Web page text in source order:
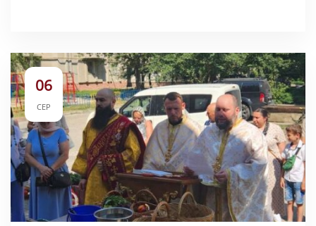
06
СЕР